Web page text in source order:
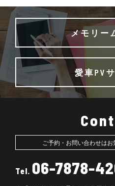
メモリー
愛車PV
ご予約・お問い合わせはお
Tel. 06-7878-